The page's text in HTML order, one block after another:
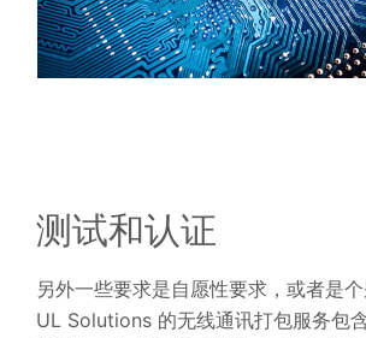
测试和认证
另外一些要求是自愿性要求，或者是
UL Solutions 的无线通讯打包服务包